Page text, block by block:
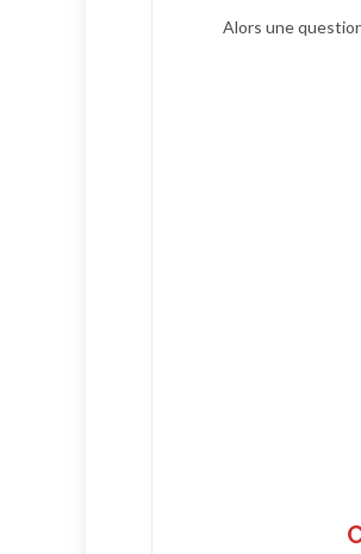
Alors une